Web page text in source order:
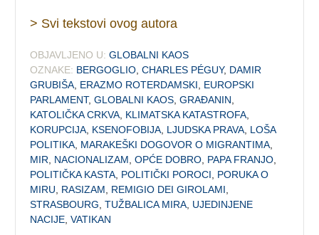
> Svi tekstovi ovog autora
OBJAVLJENO U: GLOBALNI KAOS
OZNAKE: BERGOGLIO ,CHARLES PÉGUY, DAMIR
GRUBIŠA ERAZMO ROTERDAMSKI
EUROPSKI
PARLAMENT,GLOBALNI KAOS ,GRAĐANIN
KATOLIČKA CRKVA KLIMATSKA KATASTROFA
KORUPCIJA KSENOFOBIJA LJUDSKA PRAVA LOŠA
POLITIKA MARAKEŠKI DOGOVOR O MIGRANTIMA
MIR
NACIONALIZAM ,OPĆE DOBRO PAPA FRANJO
POLITIČKA KASTA POLITIČKI POROCI
PORUKA O
MIRU
RASIZAM REMIGIO DEI GIROLAMI
STRASBOURG ,TUŽBALICA MIRA UJEDINJENE
NACIJE ,VATIKAN